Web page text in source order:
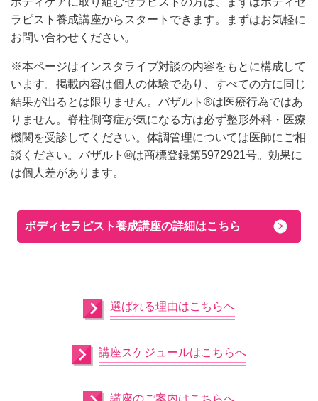
ラピスト養成講座からスタートできます。まずはお気軽に
お問い合わせください。
※本ページはインスタライブ対談の内容をもとに構成して
います。掲載内容は個人の体験であり、すべての方に同じ
結果が出るとは限りません。バザルト®は医療行為ではあ
りません。脊柱側弯症が気になる方は必ず整形外科・医療
機関を受診してください。体調管理については医師にご相
談ください。バザルト®は商標登録第5972921号。効果に
は個人差があります。
ボディセラピスト養成講座の詳細はこちら
選ばれる理由はこちらへ
講座スケジュールはこちらへ
講座のご案内はこちらへ